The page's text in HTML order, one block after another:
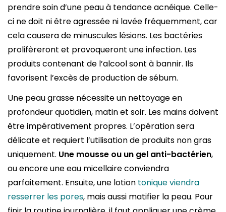
prendre soin d’une peau à tendance acnéique. Celle-
ci ne doit ni être agressée ni lavée fréquemment, car
cela causera de minuscules lésions. Les bactéries
prolifèreront et provoqueront une infection. Les
produits contenant de l’alcool sont à bannir. Ils
favorisent l’excès de production de sébum.
Une peau grasse nécessite un nettoyage en
profondeur quotidien, matin et soir. Les mains doivent
être impérativement propres. L’opération sera
délicate et requiert l’utilisation de produits non gras
uniquement. Une mousse ou un gel anti-bactérien,
ou encore une eau micellaire conviendra
parfaitement. Ensuite, une lotion tonique viendra
resserrer les pores, mais aussi matifier la peau. Pour